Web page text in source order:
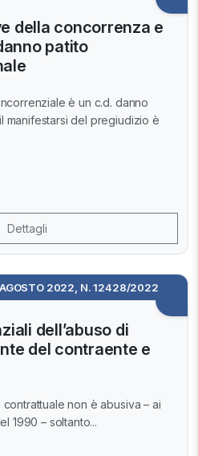
della concorrenza e
patito
è un c.d. danno
manifestarsi del pregiudizio è
Dettagli
AGOSTO 2022, N. 12428/2022
dell’abuso di
del contraente e
non è abusiva – ai
1990 – soltanto...